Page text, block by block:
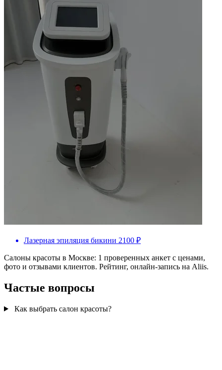
Лазерная эпиляция бикини 2100 ₽
Салоны красоты в Москве: 1 проверенных анкет с ценами,
фото и отзывами клиентов. Рейтинг, онлайн-запись на Aliis.
Частые вопросы
Как выбрать салон красоты?